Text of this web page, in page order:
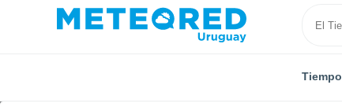
Tiempo